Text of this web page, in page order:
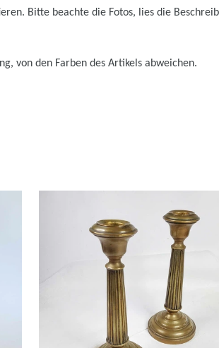
Bitte beachte die Fotos, lies die
von den Farben des Artikels abweichen.